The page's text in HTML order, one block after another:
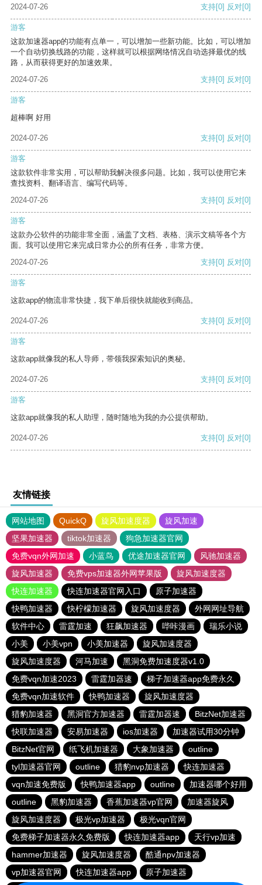
2024-07-26
支持[0] 反对[0]
游客
这款加速器app的功能有点单一，可以增加一些新功能。比如，可以增加
一个自动切换线路的功能，这样就可以根据网络情况自动选择最优的线
路，从而获得更好的加速效果。
2024-07-26
支持[0] 反对[0]
游客
超棒啊 好用
2024-07-26 支持[0] 反对[0]
游客
这款软件非常实用，可以帮助我解决很多问题。比如，我可以使用它来
查找资料、翻译语言、编写代码等。
2024-07-26
支持[0] 反对[0]
游客
这款办公软件的功能非常全面，涵盖了文档、表格、演示文稿等各个方
面。我可以使用它来完成日常办公的所有任务，非常方便。
2024-07-26
支持[0] 反对[0]
游客
这款app的物流非常快捷，我下单后很快就能收到商品。
2024-07-26 支持[0] 反对[0]
游客
这款app就像我的私人导师，带领我探索知识的奥秘。
2024-07-26 支持[0] 反对[0]
游客
这款app就像我的私人助理，随时随地为我的办公提供帮助。
2024-07-26 支持[0] 反对[0]
友情链接
网站地图 QuickQ 旋风加速度器
旋风加速
坚果加速器
tiktok加速器
狗急加速器官网
免费vqn外网加速
小蓝鸟 优途加速器官网
风驰加速器
旋风加速器
免费vps加速器外网苹果版
旋风加速度器
快连加速器
快连加速器官网入口
原子加速器
快鸭加速器
快柠檬加速器 旋风加速度器
外网网址导航
软件中心
雷霆加速 狂飙加速器 哔咔漫画
瑞乐小说
小美
小美vpn 小美加速器
旋风加速度器
旋风加速度器
河马加速
黑洞免费加速度器v1.0
免费vqn加速2023
雷霆加器速
梯子加速器app免费永久
免费vqn加速软件
快鸭加速器
旋风加速度器
猎豹加速器
黑洞官方加速器 雷霆加器速
BitzNet加速器
快联加速器
安易加速器 ios加速器
加速器试用30分钟
BitzNet官网
纸飞机加速器 大象加速器
outline
tyl加速器官网
outline 猎豹nvp加速器
快连加速器
vqn加速免费版
快鸭加速器app outline
加速器哪个好用
outline
黑豹加速器 香蕉加速器vp官网
加速器旋风
旋风加速度器
极光vp加速器
极光vqn官网
免费梯子加速器永久免费版
快连加速器app
天行vp加速
hammer加速器
旋风加速度器
酷通npv加速器
vp加速器官网
快连加速器app 原子加速器